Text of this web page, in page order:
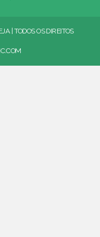
| TODOS OS DIREITOS